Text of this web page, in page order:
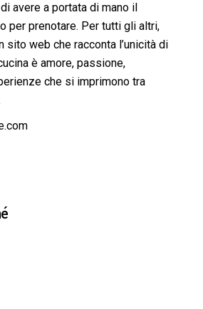
avere a portata di mano il
per prenotare. Per tutti gli altri,
sito web che racconta l’unicità di
è amore, passione,
che si imprimono tra